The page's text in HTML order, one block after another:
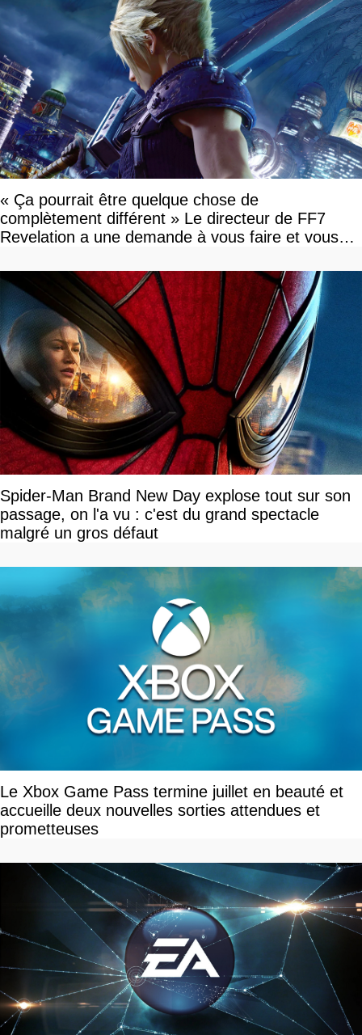
« Ça pourrait être quelque chose de
complètement différent » Le directeur de FF7
Revelation a une demande à vous faire et vous
Spider-Man Brand New Day explose tout sur son
passage, on l'a vu : c'est du grand spectacle
malgré un gros défaut
Le Xbox Game Pass termine juillet en beauté et
accueille deux nouvelles sorties attendues et
prometteuses